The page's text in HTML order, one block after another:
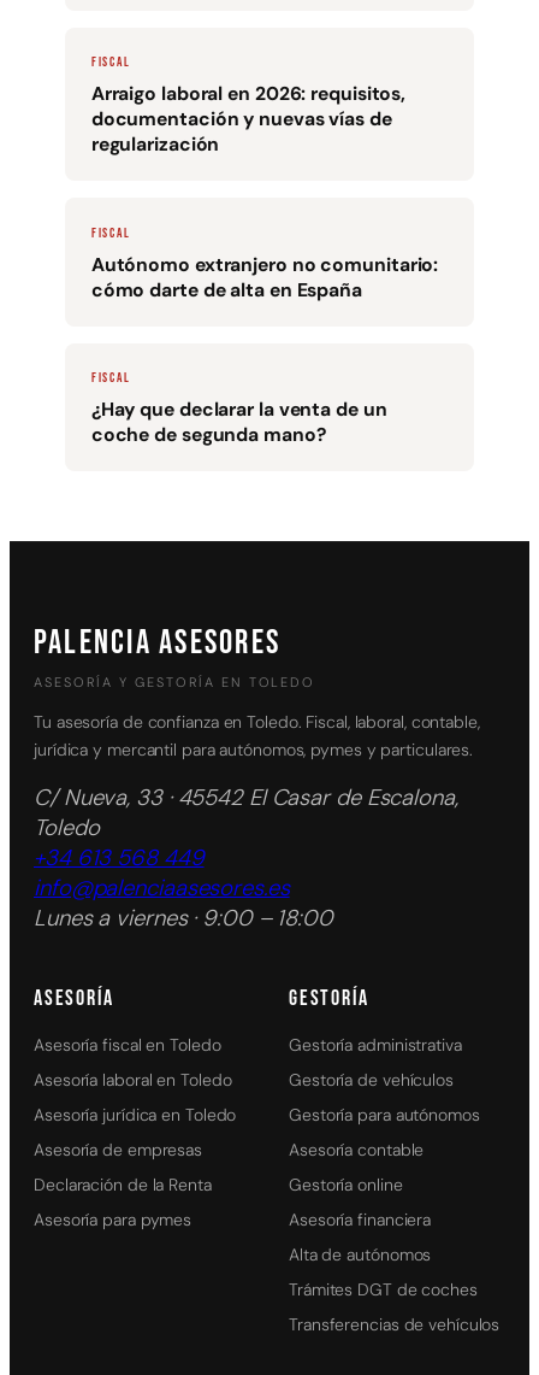
FISCAL
Arraigo laboral en 2026: requisitos,
documentación y nuevas vías de
regularización
FISCAL
Autónomo extranjero no comunitario:
cómo darte de alta en España
FISCAL
¿Hay que declarar la venta de un
coche de segunda mano?
PALENCIA ASESORES
ASESORÍA Y GESTORÍA EN TOLEDO
Tu asesoría de confianza en Toledo. Fiscal, laboral, contable,
jurídica y mercantil para autónomos, pymes y particulares.
C/ Nueva, 33 · 45542 El Casar de Escalona,
Toledo
+34 613 568 449
info@palenciaasesores.es
Lunes a viernes · 9:00 – 18:00
ASESORÍA
Asesoría fiscal en Toledo
Asesoría laboral en Toledo
Asesoría jurídica en Toledo
Asesoría de empresas
Declaración de la Renta
Asesoría para pymes
GESTORÍA
Gestoría administrativa
Gestoría de vehículos
Gestoría para autónomos
Asesoría contable
Gestoría online
Asesoría financiera
Alta de autónomos
Trámites DGT de coches
Transferencias de vehículos